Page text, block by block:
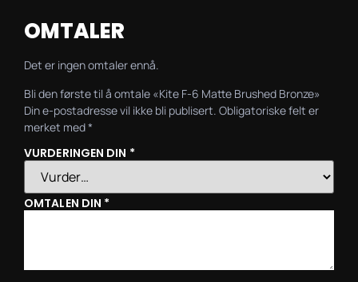
OMTALER
Det er ingen omtaler ennå.
Bli den første til å omtale «Kite F-6 Matte Brushed Bronze»
Din e-postadresse vil ikke bli publisert. Obligatoriske felt er
merket med*
VURDERINGEN DIN *
OMTALEN DIN *